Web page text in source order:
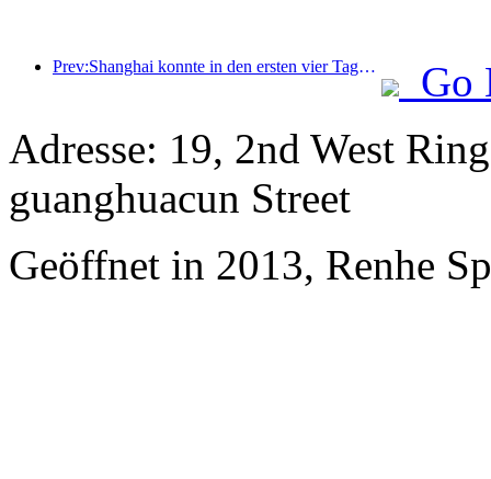
Prev:Shanghai konnte in den ersten vier Tagen des Mittherbstfestes und der Nationalfeiertage über 15,11 Millionen Besucher begrüßen, was einem Anstieg von über 20 % im Vergleich zum Vorjahr entspricht.
Go
Adresse: 19, 2nd West
guanghuacun Street
Geöffnet in 2013, Renhe